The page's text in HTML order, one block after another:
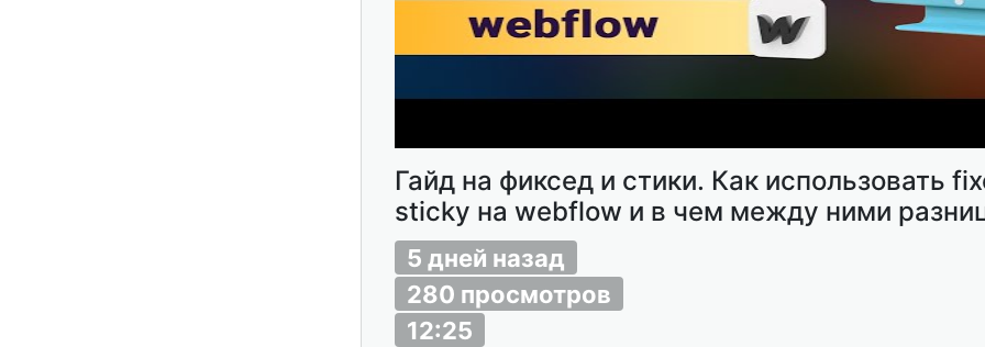
Гайд на фиксед и стики. Как использовать
sticky на webflow и в чем между ними
5 дней назад
280 просмотров
12:25